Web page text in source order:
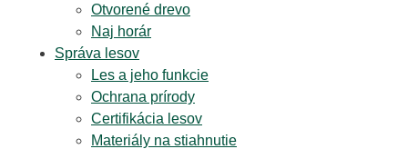
Otvorené drevo
Naj horár
Správa lesov
Les a jeho funkcie
Ochrana prírody
Certifikácia lesov
Materiály na stiahnutie